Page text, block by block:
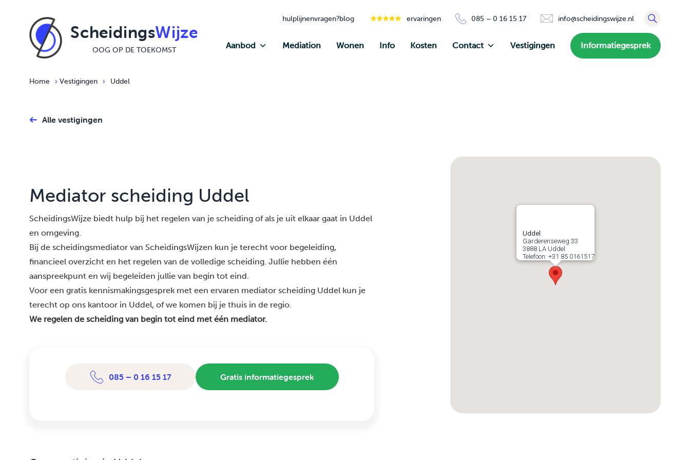
ScheidingsWijze
OOG OP DE TOEKOMST
hulplijnenvragen?blog ervaringen 085 – 0 16 15 17 info@scheidingswijze.nl
Aanbod Mediation Wonen Info Kosten Contact Vestigingen Informatiegesprek
Home › Vestigingen › Uddel
Alle vestigingen
Mediator scheiding Uddel
ScheidingsWijze biedt hulp bij het regelen van je scheiding of als je uit elkaar gaat in Uddel
en omgeving.
Bij de scheidingsmediator van ScheidingsWijzen kun je terecht voor begeleiding,
financieel overzicht en het regelen van de volledige scheiding. Jullie hebben één
aanspreekpunt en wij begeleiden jullie van begin tot eind.
Voor een gratis kennismakingsgesprek met een ervaren mediator scheiding Uddel kun je
terecht op ons kantoor in Uddel, of we komen bij je thuis in de regio.
We regelen de scheiding van begin tot eind met één mediator.
085 – 0 16 15 17 Gratis informatiegesprek
Uddel
Garderenseweg 33
3888 LA Uddel
Telefoon: +31 85 0161517